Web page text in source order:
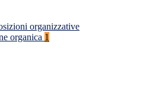
organizzative
organica 1